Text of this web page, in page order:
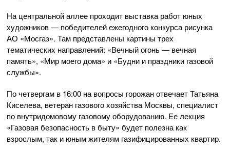
На центральной аллее проходит выставка работ юных
художников — победителей ежегодного конкурса рисунка
АО «Мосгаз». Там представлены картины трех
тематических направлений: «Вечный огонь — вечная
память», «Мир моего дома» и «Будни и праздники газовой
службы».
По четвергам в 16:00 на вопросы горожан отвечает Татьяна
Киселева, ветеран газового хозяйства Москвы, специалист
по внутридомовому газовому оборудованию. Ее лекция
«Газовая безопасность в быту» будет полезна как
взрослым, так и юным жителям газифицированных квартир.